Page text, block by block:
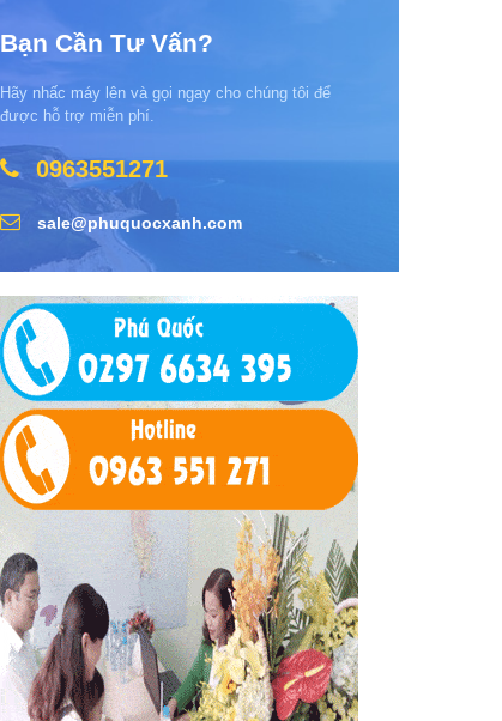
Bạn Cần Tư Vấn?
Hãy nhấc máy lên và gọi ngay cho chúng tôi để
được hỗ trợ miễn phí.
0963551271
sale@phuquocxanh.com